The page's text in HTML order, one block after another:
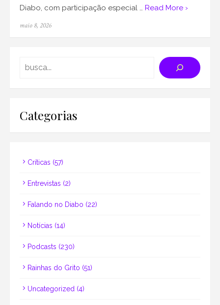
Diabo, com participação especial … Read More ›
Posted
maio 8, 2026
Categorias
Críticas (57)
Entrevistas (2)
Falando no Diabo (22)
Notícias (14)
Podcasts (230)
Rainhas do Grito (51)
Uncategorized (4)